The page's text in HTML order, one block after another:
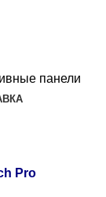
панели
Pro